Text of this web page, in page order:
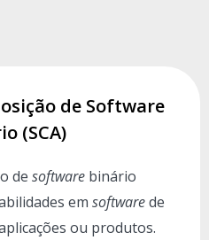
de Software
(SCA)
de software binário
em softwarede
ou produtos.